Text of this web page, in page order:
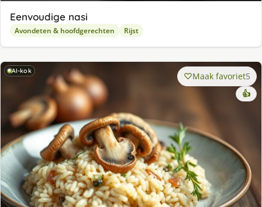
Eenvoudige nasi
Avondeten & hoofdgerechten Rijst
AI-kok Maak favoriet5
👍